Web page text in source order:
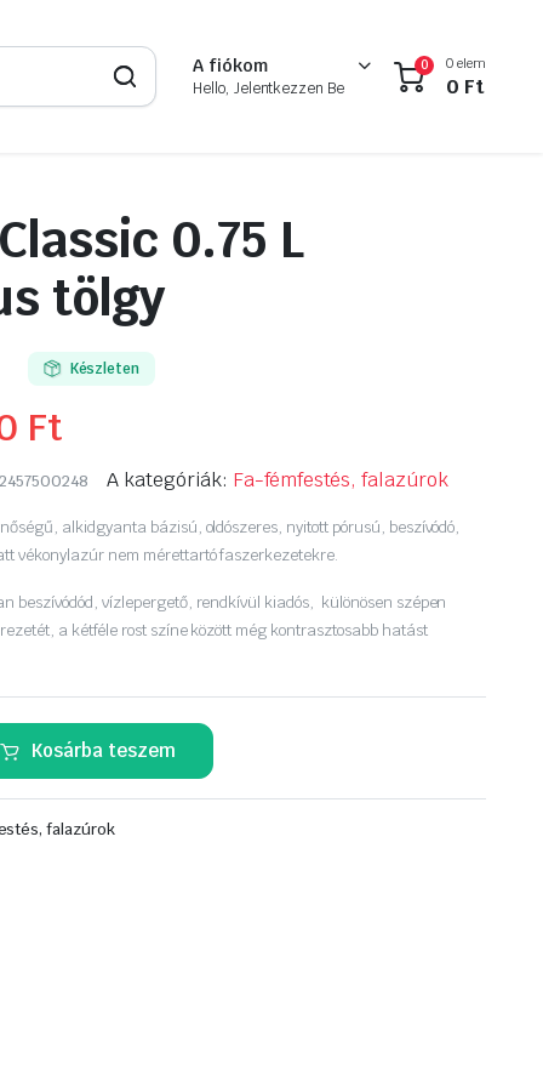
A fiókom
Hello, Jelentkezzen Be
0 0 elem
0 Ft
0.75 L
tölgy
Készleten
Ft
A kategóriák: Fa-fémfestés, falazúrok
alkidgyanta bázisú, oldószeres, nyitott pórusú, beszívódó,
vékonylazúr nem mérettartó faszerkezetekre.
beszívódód, vízlepergető, rendkívül kiadós, különösen szépen
a kétféle rost színe között még kontrasztosabb hatást
Kosárba teszem
falazúrok